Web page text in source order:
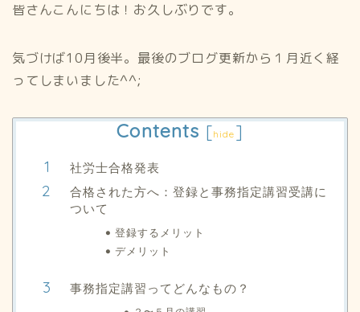
皆さんこんにちは！お久しぶりです。
気づけば10月後半。最後のブログ更新から１月近く経
ってしまいました^^;
Contents [hide ]
社労士合格発表
合格された方へ：登録と事務指定講習受講に
ついて
登録するメリット
デメリット
事務指定講習ってどんなもの？